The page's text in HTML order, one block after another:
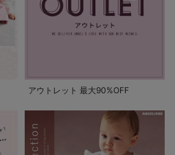
アウトレット 最大90%OFF